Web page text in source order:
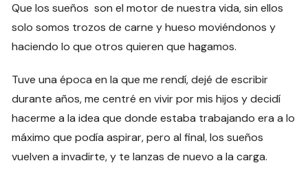
Que los sueños son el motor de nuestra vida, sin ellos
solo somos trozos de carne y hueso moviéndonos y
haciendo lo que otros quieren que hagamos.
Tuve una época en la que me rendí, dejé de escribir
durante años, me centré en vivir por mis hijos y decidí
hacerme a la idea que donde estaba trabajando era a lo
máximo que podía aspirar, pero al final, los sueños
vuelven a invadirte, y te lanzas de nuevo a la carga.